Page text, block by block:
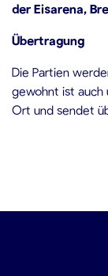
der Eisarena,
Übertragung
Die Partien
gewohnt ist auch
Ort und sendet